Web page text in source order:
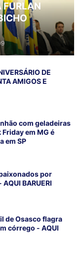
FURLAN
DE
AMIGOS E
com geladeiras
em MG é
em SP
por
BARUERI
de Osasco flagra
córrego - AQUI